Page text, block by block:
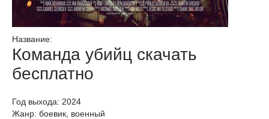
Название:
Команда убийц скачать
бесплатно
Год выхода: 2024
Жанр: боевик, военный